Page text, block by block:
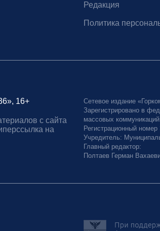
Редакция
Политика
16+
с сайта
на
Сетевое издание
Зарегистрировано в
массовых
Регистрационный
Учредитель:
Главный редактор:
Полтаев Герман